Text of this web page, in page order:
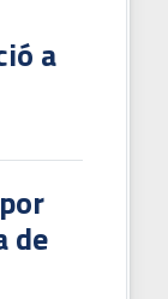
a
de